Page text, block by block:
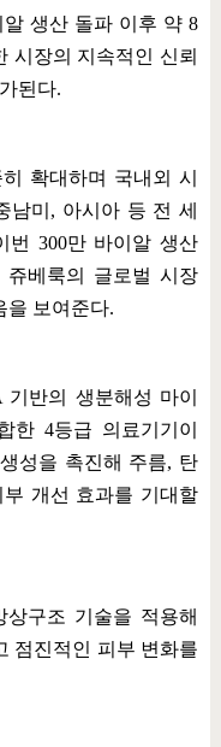
알 생산 돌파 이후 약8
시장의 지속적인 신뢰
된다.
확대하며 국내외 시
남미 , 아시아 등 전 세
번 300만 바이알 생산
쥬베룩의 글로벌 시장
을 보여준다.
기반의 생분해성 마이
한4등급 의료기기이
성을 촉진해 주름, 탄
개선 효과를 기대할
구조 기술을 적용해
점진적인 피부 변화를